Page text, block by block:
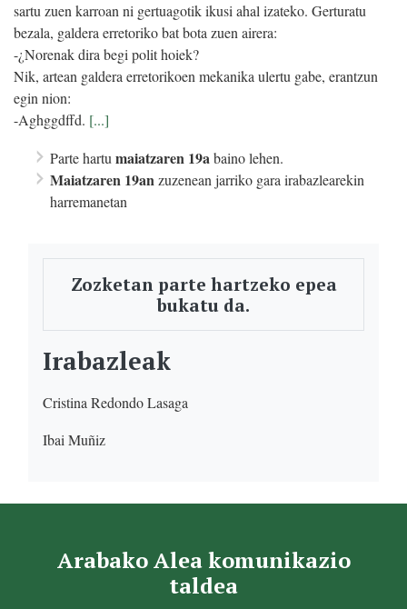
sartu zuen karroan ni gertuagotik ikusi ahal izateko. Gerturatu
bezala, galdera erretoriko bat bota zuen airera:
-¿Norenak dira begi polit hoiek?
Nik, artean galdera erretorikoen mekanika ulertu gabe, erantzun
egin nion:
-Aghggdffd. [...]
Parte hartu maiatzaren 19abaino lehen.
Maiatzaren 19anzuzenean jarriko gara irabazlearekin
harremanetan
Zozketan parte hartzeko epea
bukatu da.
Irabazleak
Cristina Redondo Lasaga
Ibai Muñiz
Arabako Alea komunikazio
taldea